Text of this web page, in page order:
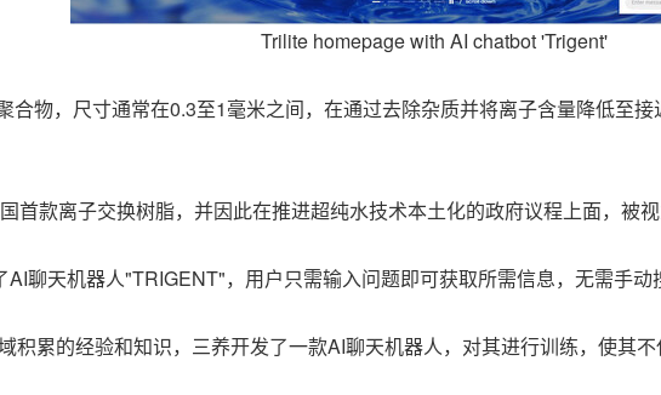
Trilite homepage with AI chatbot 'Trigent'
合物，尺寸通常在0.3至1毫米之间，在通过去除杂质并将离子含量降低至
首款离子交换树脂，并因此在推进超纯水技术本土化的政府议程上面，被视
聊天机器人"TRIGENT"，用户只需输入问题即可获取所需信息，无需手动
积累的经验和知识，三养开发了一款AI聊天机器人，对其进行训练，使其